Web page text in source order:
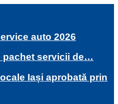
auto 2026
pachet servicii de…
Iași aprobată prin